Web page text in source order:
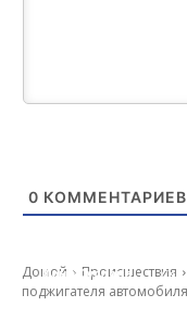
0 КОММЕНТАРИЕВ